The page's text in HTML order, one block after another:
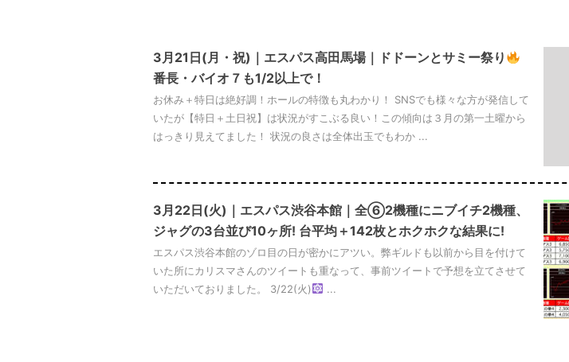
3月21日(月・祝)｜エスパス高田馬場｜ドドーンとサミー祭り
番長・バイオ７も1/2以上で！
お休み＋特日は絶好調！ホールの特徴も丸わかり！ SNSでも様々な方が発信して
いたが【特日＋土日祝】は状況がすこぶる良い！この傾向は３月の第一土曜から
はっきり見えてました！ 状況の良さは全体出玉でもわか ...
3月22日(火)｜エスパス渋谷本館｜全⑥2機種にニブイチ2機種、
ジャグの3台並び10ヶ所! 台平均＋142枚とホクホクな結果に!
エスパス渋谷本館のゾロ目の日が密かにアツい。弊ギルドも以前から目を付けて
いた所にカリスマさんのツイートも重なって、事前ツイートで予想を立てさせて
いただいておりました。 3/22(火)
...